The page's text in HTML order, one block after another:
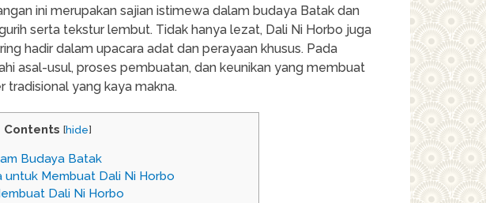
ini merupakan sajian istimewa dalam budaya Batak dan
serta tekstur lembut. Tidak hanya lezat, Dali Ni Horbo juga
hadir dalam upacara adat dan perayaan khusus. Pada
asal-usul, proses pembuatan, dan keunikan yang membuat
tradisional yang kaya makna.
Contents [hide]
Budaya Batak
Membuat Dali Ni Horbo
Dali Ni Horbo